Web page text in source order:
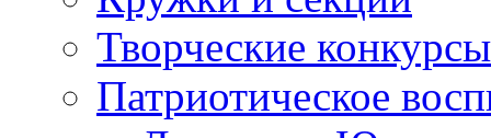
Творческие конкурсы
Патриотическое